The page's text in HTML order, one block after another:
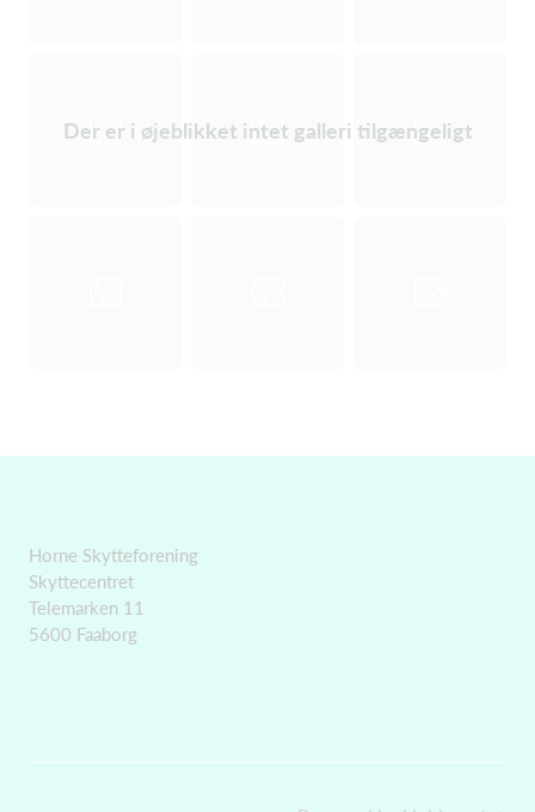
Der er i øjeblikket intet galleri tilgængeligt
Horne Skytteforening
Skyttecentret
Telemarken 11
5600 Faaborg